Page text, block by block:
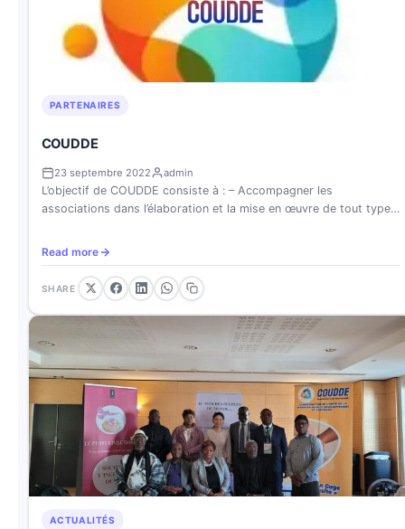
PARTENAIRES
COUDDE
23 septembre 2022 admin
L’objectif de COUDDE consiste à : – Accompagner les
associations dans l’élaboration et la mise en œuvre de tout type…
Read more
SHARE
ACTUALITÉS